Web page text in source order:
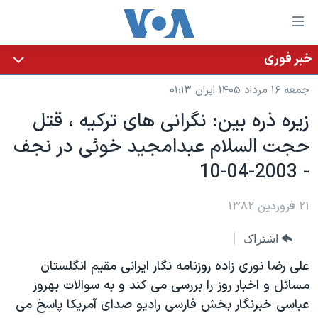
لینکهای
قابل
دسترسی
جهش
محتوای
اصلی
جهش
صفحه
جهش
جستجو
خانه
نسخه سبک وب‌سایت
موضوع ها
ایران
آمریکا
جهان
ویژه برنامه‌ها
ویدیوها
برنامه های تلویزیونی
جدول برنامه ها
صفحه‌های ویژه
۲۵۰سالگی آمریکا
بایگانی برنامه‌های تلویزیونی
فرکانس‌های صدای آمریکا
یادگیری زبان انگلیسی
خبر فوری
جمعه ۱۶ مرداد ۱۴۰۵ ایران ۰۱:۱۳
زيره ذره بين: نگرانی های ترکيه ، قتل
حجت السلام عبدامجيد خوئی در نجف
- 2003-04-10
۲۱ فروردین ۱۳۸۲
اشتراک
علی رضا نوری زاده روزنامه نگار ايرانی مقيم انگلستان
مسائل و اخبار روز را بررسی می کند و به سوالات بهروز
عباسی خبرنگار بخش فارسی راديو صدای آمريکا پاسخ می